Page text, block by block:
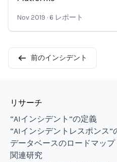
Nov 2019 · 6 レポート
前のインシデント
リサーチ
“AIインシデント”の定義
“AIインシデントレスポンス”
データベースのロードマップ
関連研究